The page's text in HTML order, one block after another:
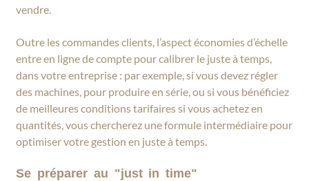
vendre.
Outre les commandes clients, l’aspect économies d’échelle
entre en ligne de compte pour calibrer le juste à temps,
dans votre entreprise : par exemple, si vous devez régler
des machines, pour produire en série, ou si vous bénéficiez
de meilleures conditions tarifaires si vous achetez en
quantités, vous chercherez une formule intermédiaire pour
optimiser votre gestion en juste à temps.
Se préparer au "just in time"